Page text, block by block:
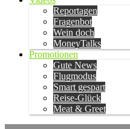
Reportagen
Fragenbot
Wein doch
MoneyTalks
Promotionen
Gute News
Flugmodus
Smart gespart
Reise-Glück
Meat & Greet